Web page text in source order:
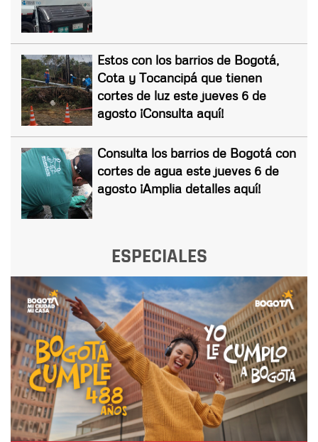
Estos con los barrios de Bogotá,
Cota y Tocancipá que tienen
cortes de luz este jueves 6 de
agosto ¡Consulta aquí!
Consulta los barrios de Bogotá con
cortes de agua este jueves 6 de
agosto ¡Amplia detalles aquí!
ESPECIALES